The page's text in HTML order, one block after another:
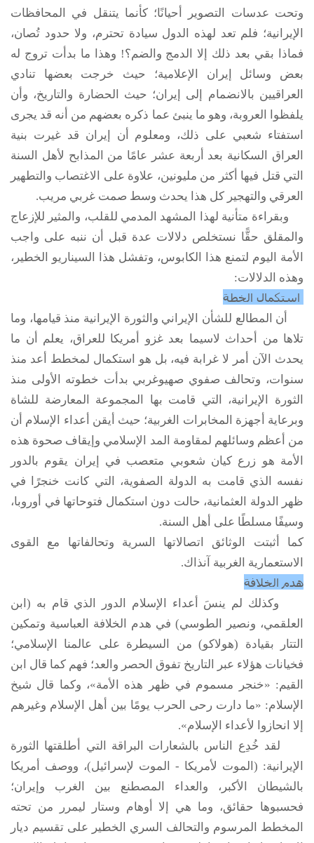
وتحت عدسات التصوير أحيانًا؛ كأنما يتنقل في المحافظات
الإيرانية؛ فلم تعد لهذه الدول سيادة تحترم، ولا حدود تُصان،
فماذا بقي بعد ذلك إلا الدمج والضم؟! وهذا ما بدأت تروج له
بعض وسائل إيران الإعلامية؛ حيث خرجت بعضها تنادي
العراقيين بالانضمام إلى إيران؛ حيث الحضارة والتاريخ، وأن
يلفظوا العروبة، وهو ما ينبئ عما ذكره بعضهم من أنه قد يجرى
استفتاء شعبي على ذلك، ومعلوم أن إيران قد غيرت بنية
العراق السكانية بعد أربعة عشر عامًا من المذابح لأهل السنة
التي قتل فيها أكثر من مليونين، علاوة على الاغتصاب والتطهير
العرقي والتهجير كل هذا يحدث وسط صمت غربي مريب.
وبقراءة متأنية لهذا المشهد المدمي للقلب، والمثير للإزعاج
والمقلق حقًّا نستخلص دلالات عدة قبل أن ننبه على واجب
الأمة اليوم لتمنع هذا الكابوس، وتفشل هذا السيناريو الخطير،
وهذه الدلالات:
استكمال الخطة
أن المطالع للشأن الإيراني والثورة الإيرانية منذ قيامها، وما
تلاها من أحداث لاسيما بعد غزو أمريكا للعراق، يعلم أن ما
يحدث الآن أمر لا غرابة فيه، بل هو استكمال لمخطط أعد منذ
سنوات، وتحالف صفوي صهيوغربي بدأت خطوته الأولى منذ
الثورة الإيرانية، التي قامت بها المجموعة المعارضة للشاة
وبرعاية أجهزة المخابرات الغربية؛ حيث أيقن أعداء الإسلام أن
من أعظم وسائلهم لمقاومة المد الإسلامي وإيقاف صحوة هذه
الأمة هو زرع كيان شعوبي متعصب في إيران يقوم بالدور
نفسه الذي قامت به الدولة الصفوية، التي كانت خنجرًا في
ظهر الدولة العثمانية، حالت دون استكمال فتوحاتها في أوروبا،
وسيفًا مسلطًا على أهل السنة.
كما أثبتت الوثائق اتصالاتها السرية وتحالفاتها مع القوى
الاستعمارية الغربية آنذاك.
هدم الخلافة
وكذلك لم ينسَ أعداء الإسلام الدور الذي قام به (ابن
العلقمي، ونصير الطوسي) في هدم الخلافة العباسية وتمكين
التتار بقيادة (هولاكو) من السيطرة على عالمنا الإسلامي؛
فخيانات هؤلاء عبر التاريخ تفوق الحصر والعد؛ فهم كما قال ابن
القيم: «خنجر مسموم في ظهر هذه الأمة»، وكما قال شيخ
الإسلام: «ما دارت رحى الحرب يومًا بين أهل الإسلام وغيرهم
إلا انحازوا لأعداء الإسلام».
لقد خُدِع الناس بالشعارات البراقة التي أطلقتها الثورة
الإيرانية: (الموت لأمريكا - الموت لإسرائيل)، ووصف أمريكا
بالشيطان الأكبر، والعداء المصطنع بين الغرب وإيران؛
فحسبوها حقائق، وما هي إلا أوهام وستار ليمرر من تحته
المخطط المرسوم والتحالف السري الخطير على تقسيم ديار